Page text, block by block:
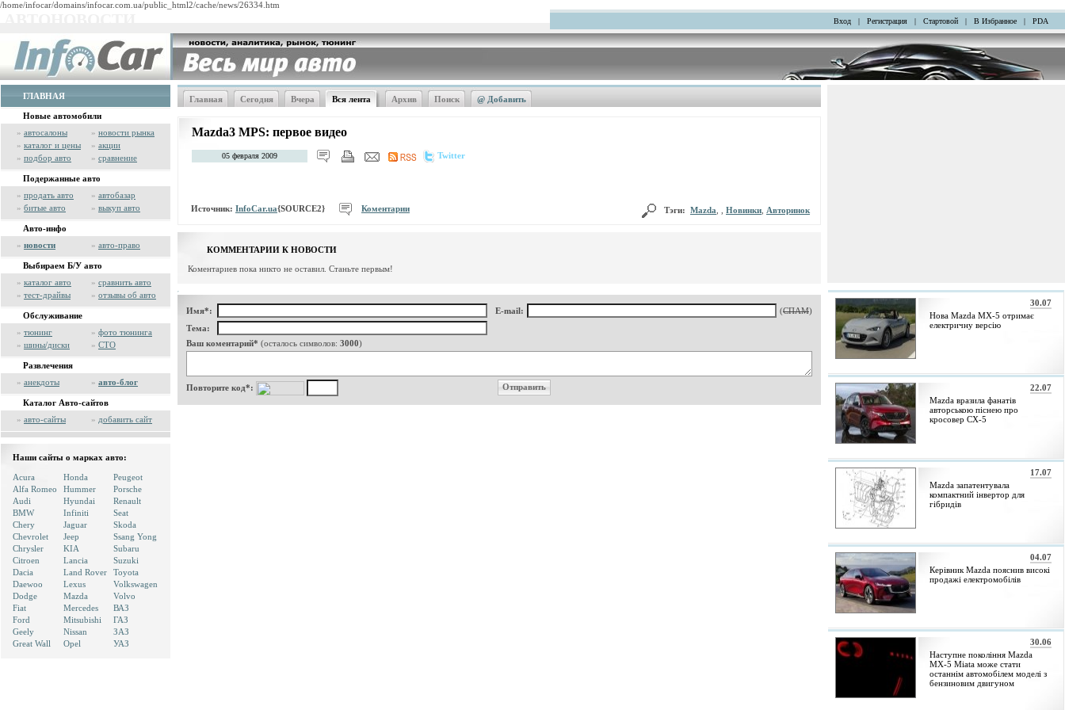
/home/infocar/domains/infocar.com.ua/public_html2/cache/news/26334.htm
Вход | Регистрация | Стартовой | В Избранное | PDA
ГЛАВНАЯ
Новые автомобили
» автосалоны » новости рынка
» каталог и цены » акции
» подбор авто » сравнение
Подержанные авто
» продать авто » автобазар
» битые авто » выкуп авто
Авто-инфо
» новости » авто-право
Выбираем Б/У авто
» каталог авто » сравнить авто
» тест-драйвы » отзывы об авто
Обслуживание
» тюнинг » фото тюнинга
» шины/диски » СТО
Развлечения
» анекдоты » авто-блог
Каталог Авто-сайтов
» авто-сайты » добавить сайт
Наши сайты о марках авто:
Acura
Alfa Romeo
Audi
BMW
Chery
Chevrolet
Chrysler
Citroen
Dacia
Daewoo
Dodge
Fiat
Ford
Geely
Great Wall
Honda
Hummer
Hyundai
Infiniti
Jaguar
Jeep
KIA
Lancia
Land Rover
Lexus
Mazda
Mercedes
Mitsubishi
Nissan
Opel
Peugeot
Porsche
Renault
Seat
Skoda
Ssang Yong
Subaru
Suzuki
Toyota
Volkswagen
Volvo
ВАЗ
ГАЗ
ЗАЗ
УАЗ
Главная Сегодня Вчера Вся лента Архив Поиск @ Добавить
Mazda3 MPS: первое видео
05 февраля 2009 Twitter
Источник: InfoCar.ua{SOURCE2} Коментарии Тэги: Mazda Новинки Авторинок
КОММЕНТАРИИ К НОВОСТИ
Коментариев пока никто не оставил. Станьте первым!
Имя*: E-mail: (СПАМ)
Тема:
Ваш коментарий* (осталось символов: 3000)
Повторите код*:
30.07
Нова Mazda MX-5 отримає
електричну версію
22.07
Mazda вразила фанатів
авторською піснею про
кросовер CX-5
17.07
Mazda запатентувала
компактний інвертор для
гібридів
04.07
Керівник Mazda пояснив високі
продажі електромобілів
30.06
Наступне покоління Mazda
MX-5 Miata може стати
останнім автомобілем моделі з
бензиновим двигуном